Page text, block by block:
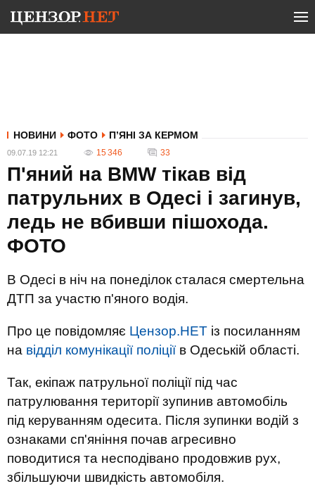
НОВИНИ ФОТО П’ЯНІ ЗА КЕРМОМ
09.07.19 12:21 15 346 33
П'яний на BMW тікав від
патрульних в Одесі і загинув,
ледь не вбивши пішохода.
ФОТО
В Одесі в ніч на понеділок сталася смертельна
ДТП за участю п'яного водія.
Про це повідомляє Цензор.НЕТ із посиланням
на відділ комунікації поліціїв Одеській області.
Так, екіпаж патрульної поліції під час
патрулювання території зупинив автомобіль
під керуванням одесита. Після зупинки водій з
ознаками сп'яніння почав агресивно
поводитися та несподівано продовжив рух,
збільшуючи швидкість автомобіля.